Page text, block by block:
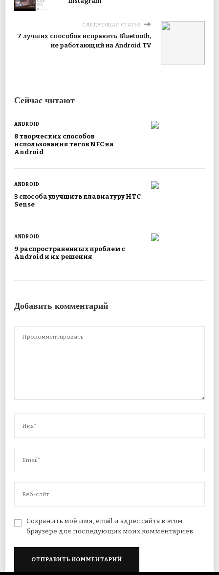
СЛЕДУЮЩАЯ СТАТЬЯ
7 лучших способов исправить Bluetooth,
не работающий на Android TV
Сейчас читают
ANDROID
8 творческих способов
использования тегов NFC на
Android
ANDROID
3 способа улучшить клавиатуру HTC
Sense
ANDROID
9 распространенных проблем с
Android и их решения
Добавить комментарий
Сохранить моё имя, email и адрес сайта в этом
браузере для последующих моих комментариев.